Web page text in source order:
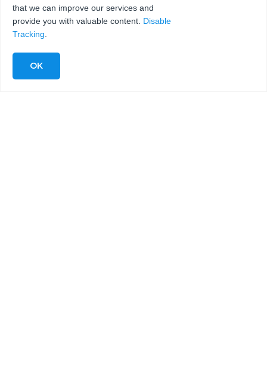
Ver las ventajas de esta máquina de corte
combinada ⇒
¿Hay algún requisito de formación especial
para manejar un sistema de corte por chorro
de agua?
that we can improve our services and
provide you with valuable content. Disable
Tracking